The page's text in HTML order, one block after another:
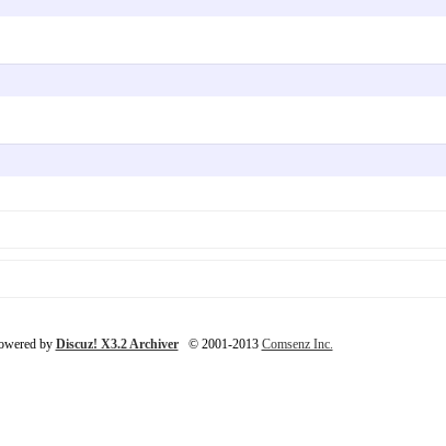
by Discuz! X3.2 Archiver© 2001-2013 Comsenz Inc.